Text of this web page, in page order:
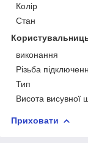
Колір
Стан
виконання
Різьба
Тип
Висота висувної
Приховати